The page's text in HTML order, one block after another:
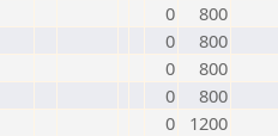
0
800
0
800
0
800
0
800
0
1200